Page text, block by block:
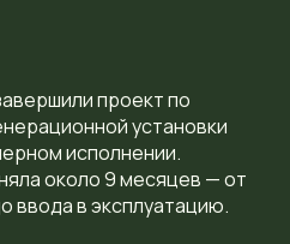
проект по
установки
исполнении.
около 9 месяцев — от
ввода в эксплуатацию.